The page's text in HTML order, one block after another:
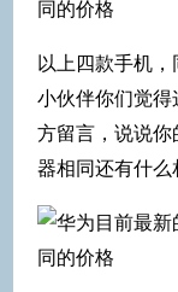
以上四款手机
小伙伴你们觉
方留言，说说你
器相同还有什么